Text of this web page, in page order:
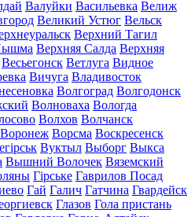
Валуйки Васильевка Велиж
Великий Устюг Вельск
Верхний Тагил
Верхняя Салда Верхняя
Весьегонск Ветлуга Видное
Вичуга Владивосток
Волгоград Волгодонск
Волноваха Вологда
Волхов Волчанск
Воронеж Ворсма Воскресенск
Вуктыл Выборг Выкса
Вышний Волочек Вяземский
Гірське Гаврилов Посад
Гай Галич Гатчина Гвардейск
Глазов Гола пристань